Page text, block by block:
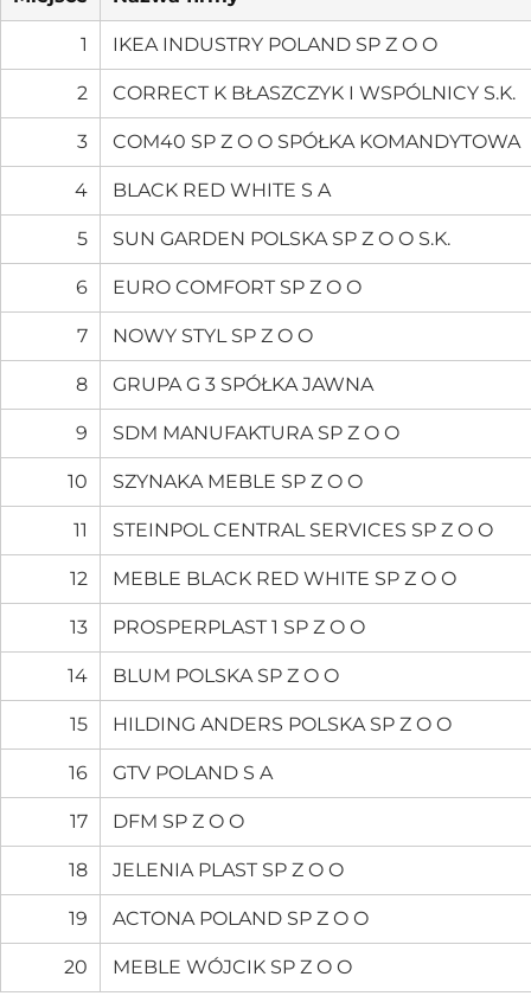
1 IKEA INDUSTRY POLAND SP Z O O
2 CORRECT K BŁASZCZYK I WSPÓLNICY S.K.
3 COM40 SP Z O O SPÓŁKA KOMANDYTOWA
4 BLACK RED WHITE S A
5 SUN GARDEN POLSKA SP Z O O S.K.
6 EURO COMFORT SP Z O O
7 NOWY STYL SP Z O O
8 GRUPA G 3 SPÓŁKA JAWNA
9 SDM MANUFAKTURA SP Z O O
10 SZYNAKA MEBLE SP Z O O
11 STEINPOL CENTRAL SERVICES SP Z O O
12 MEBLE BLACK RED WHITE SP Z O O
13 PROSPERPLAST 1 SP Z O O
14 BLUM POLSKA SP Z O O
15 HILDING ANDERS POLSKA SP Z O O
16 GTV POLAND S A
17 DFM SP Z O O
18 JELENIA PLAST SP Z O O
19 ACTONA POLAND SP Z O O
20 MEBLE WÓJCIK SP Z O O